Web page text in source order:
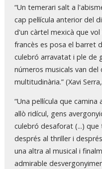
“Un temerari salt a
cap pel·lícula anterior del
d'un càrtel mexicà que vol
francès es posa el barret
culebró arravatat i ple de
números musicals van
multitudinària.” (Xavi
“Una pel·lícula que
allò ridícul, gens
culebró desaforat (...)
després al thriller i
una altra al musical i
admirable